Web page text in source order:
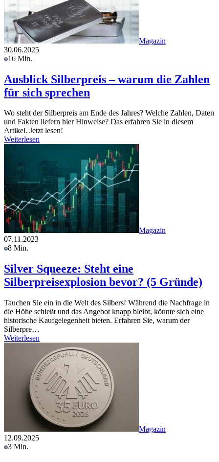
Magazin
30.06.2025
16 Min.
Ausblick Silberpreis – warum die Zahlen
für sich sprechen
Wo steht der Silberpreis am Ende des Jahres? Welche Zahlen, Daten
und Fakten liefern hier Hinweise? Das erfahren Sie in diesem
Artikel. Jetzt lesen!
Weiterlesen
Magazin
07.11.2023
8 Min.
Silver Squeeze: Steht eine
Silberpreisexplosion bevor? (5 Gründe)
Tauchen Sie ein in die Welt des Silbers! Während die Nachfrage in
die Höhe schießt und das Angebot knapp bleibt, könnte sich eine
historische Kaufgelegenheit bieten. Erfahren Sie, warum der
Silberpre…
Weiterlesen
Magazin
12.09.2025
3 Min.